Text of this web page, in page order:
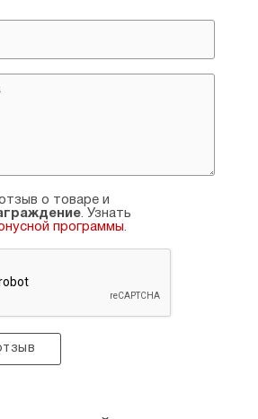
о товаре и
. Узнать
программы.